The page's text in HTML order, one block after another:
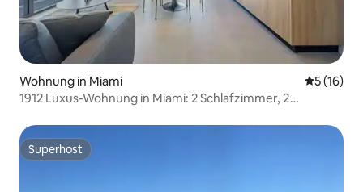
Wohnung in Miami
5 (16)
1912 Luxus-Wohnung in Miami: 2 Schlafzimmer, 2
Superhost
Superhost